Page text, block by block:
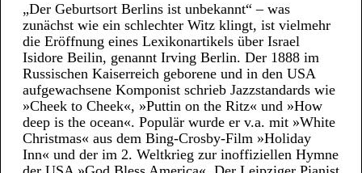
„Der Geburtsort Berlins ist unbekannt“ – was
zunächst wie ein schlechter Witz klingt, ist vielmehr
die Eröffnung eines Lexikonartikels über Israel
Isidore Beilin, genannt Irving Berlin. Der 1888 im
Russischen Kaiserreich geborene und in den USA
aufgewachsene Komponist schrieb Jazzstandards wie
»Cheek to Cheek«, »Puttin on the Ritz« und »How
deep is the ocean«. Populär wurde er v.a. mit »White
Christmas« aus dem Bing-Crosby-Film »Holiday
Inn« und der im 2. Weltkrieg zur inoffiziellen Hymne